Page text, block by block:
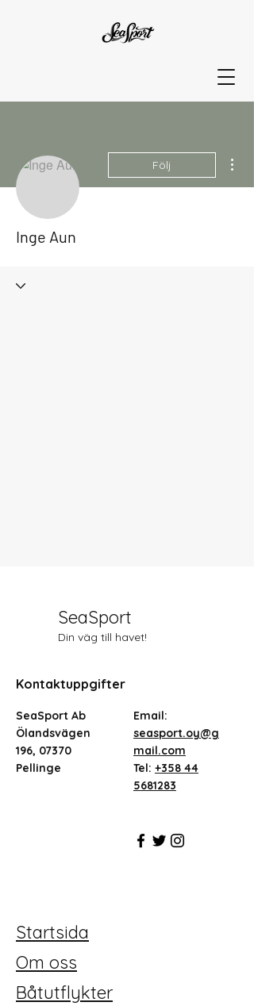
Följ
Inge Aun
SeaSport
Din väg till havet!
Kontaktuppgifter
SeaSport Ab
Ölandsvägen
196, 07370
Pellinge
Email:
seasport.oy@g
mail.com
Tel: +358 44
5681283
Startsida
Om oss
Båtutflykter